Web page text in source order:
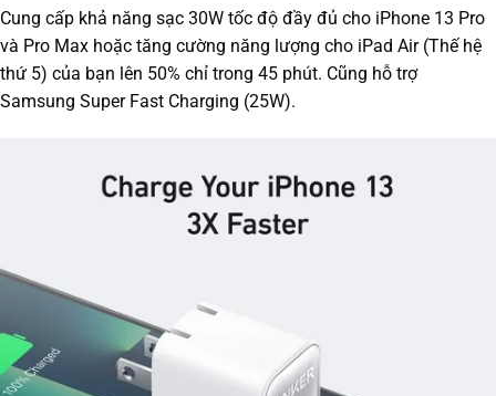
Cung cấp khả năng sạc 30W tốc độ đầy đủ cho iPhone 13 Pro
và Pro Max hoặc tăng cường năng lượng cho iPad Air (Thế hệ
thứ 5) của bạn lên 50% chỉ trong 45 phút. Cũng hỗ trợ
Samsung Super Fast Charging (25W).